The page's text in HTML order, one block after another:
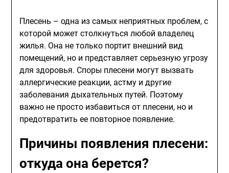
Плесень – одна из самых неприятных проблем, с
которой может столкнуться любой владелец
жилья. Она не только портит внешний вид
помещений, но и представляет серьезную угрозу
для здоровья. Споры плесени могут вызвать
аллергические реакции, астму и другие
заболевания дыхательных путей. Поэтому
важно не просто избавиться от плесени, но и
предотвратить ее повторное появление.
Причины появления плесени:
откуда она берется?